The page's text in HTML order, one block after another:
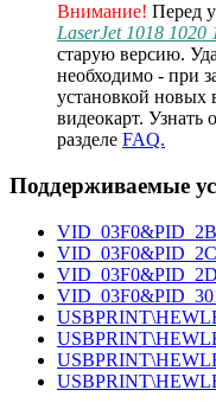
Внимание! Перед
LaserJet 1018 1020
старую версию.
необходимо - при
установкой новых
видеокарт. Узнать
разделе FAQ.
Поддерживаемые